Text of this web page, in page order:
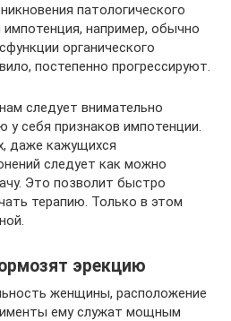
патологического
импотенция, например, обычно
органического
постепенно прогрессируют.
следует внимательно
себя признаков импотенции.
даже кажущихся
следует как можно
Это позволит быстро
терапию. Только в этом
эрекцию
женщины, расположение
ему служат мощным